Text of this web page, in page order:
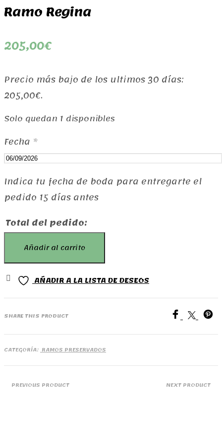
Ramo Regina
205,00€
Precio más bajo de los ultimos 30 días:
205,00€.
Solo quedan 1 disponibles
Fecha *
Indica tu fecha de boda para entregarte el
pedido 15 días antes
Total del pedido:
Regina
cantidad
Añadir al carrito
AÑADIR A LA LISTA DE DESEOS
SHARE THIS PRODUCT
CATEGORÍA:RAMOS PRESERVADOS
PREVIOUS PRODUCT NEXT PRODUCT